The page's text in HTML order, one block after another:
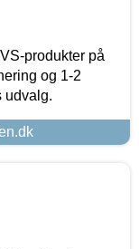
produkter på
og 1-2
udvalg.